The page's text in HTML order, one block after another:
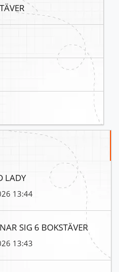
LADY
13:44
SIG 6 BOKSTÄVER
13:43